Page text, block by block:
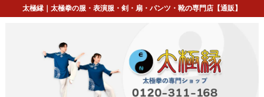
太極縁｜太極拳の服・表演服・剣・扇・パンツ・靴の専門店【通販】